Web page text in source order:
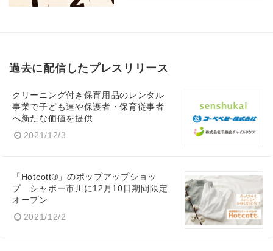
過去に配信したプレスリリース
クリーニング付き保育用品のレンタル
事業で子ども達や保護者・保育従事者
へ新たな価値を提供
2021/12/3
「Hotcott®」のポップアップショッ
プ シャポー市川に12月10日期間限定
オープン
2021/12/2